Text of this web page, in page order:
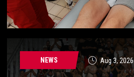
NEWS Aug 3, 2026